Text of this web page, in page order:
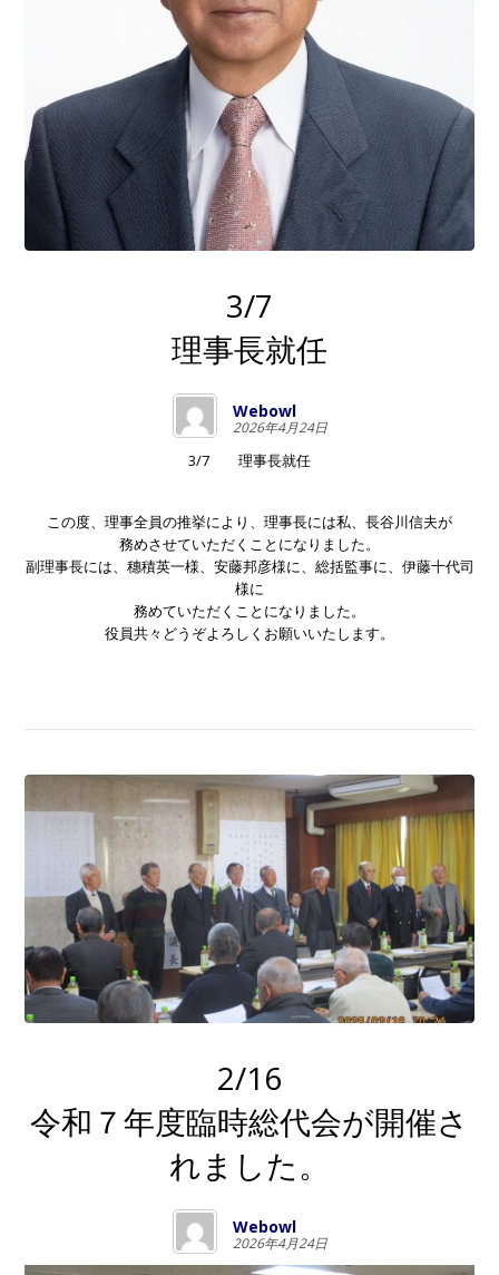
3/7
理事長就任
Webowl
2026年4月24日
3/7 理事長就任
この度、理事全員の推挙により、理事長には私、長谷川信夫が
務めさせていただくことになりました。
副理事長には、穗積英一様、安藤邦彦様に、総括監事に、伊藤十代司
様に
務めていただくことになりました。
役員共々どうぞよろしくお願いいたします。
2/16
令和７年度臨時総代会が開催さ
れました。
Webowl
2026年4月24日